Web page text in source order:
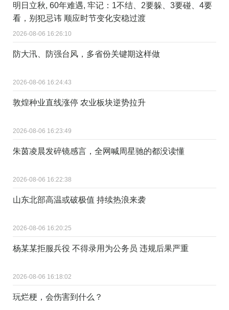
明日立秋, 60年难遇, 牢记：1不结、2要躲、3要碰、4要
看，别犯忌讳 顺应时节变化安稳过渡
2026-08-06 16:26:10
防大汛、防强台风，多省份关键期这样做
2026-08-06 16:24:43
敦煌种业直线涨停 农业板块逆势拉升
2026-08-06 16:23:49
朱茵凌晨发碎镜感言，全网喊周星驰的都没读懂
2026-08-06 16:22:38
山东北部高温或破极值 持续热浪来袭
2026-08-06 16:20:25
杨某某拒服兵役 不得录用为公务员 违规后果严重
2026-08-06 16:18:02
玩烂梗，会伤害到什么？